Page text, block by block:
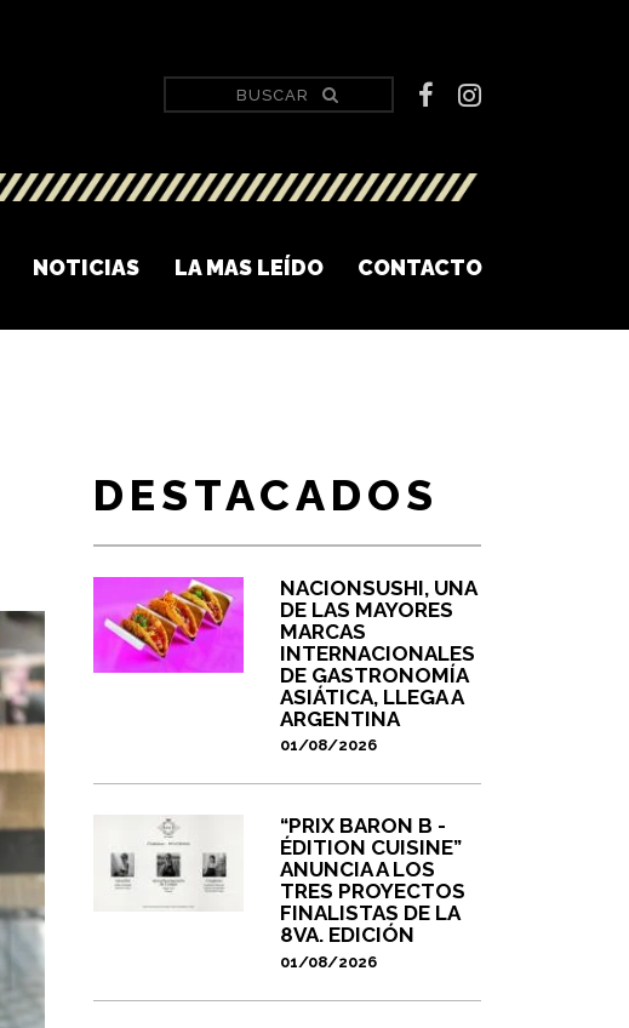
NOTICIAS LA MAS LEÍDO CONTACTO
DESTACADOS
NACIONSUSHI, UNA
DE LAS MAYORES
MARCAS
INTERNACIONALES
DE GASTRONOMÍA
ASIÁTICA, LLEGA A
ARGENTINA
01/08/2026
“PRIX BARON B -
ÉDITION CUISINE”
ANUNCIA A LOS
TRES PROYECTOS
FINALISTAS DE LA
8VA. EDICIÓN
01/08/2026